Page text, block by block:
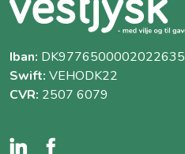
Iban: DK9776500002022635
Swift: VEHODK22
CVR: 2507 6079